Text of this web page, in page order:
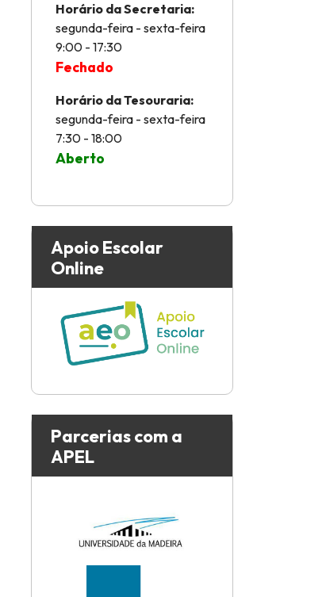
Horário da Secretaria:
segunda-feira - sexta-feira
9:00 - 17:30
Fechado
Horário da Tesouraria:
segunda-feira - sexta-feira
7:30 - 18:00
Aberto
Apoio Escolar
Online
Parcerias com a
APEL